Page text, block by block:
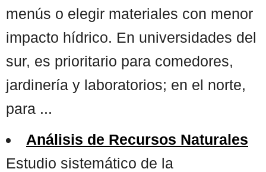
menús o elegir materiales con menor
impacto hídrico. En universidades del
sur, es prioritario para comedores,
jardinería y laboratorios; en el norte,
para ...
Análisis de Recursos Naturales
Estudio sistemático de la